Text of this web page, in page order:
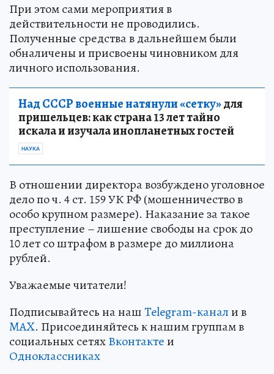
При этом сами мероприятия в
действительности не проводились.
Полученные средства в дальнейшем были
обналичены и присвоены чиновником для
личного использования.
Над СССР военные натянули «сетку»для
пришельцев: как страна 13 лет тайно
искала и изучала инопланетных гостей
НАУКА
В отношении директора возбуждено уголовное
дело по ч. 4 ст. 159 УК РФ (мошенничество в
особо крупном размере). Наказание за такое
преступление – лишение свободы на срок до
10 лет со штрафом в размере до миллиона
рублей.
Уважаемые читатели!
Подписывайтесь на нашTelegram-канали в
MAX. Присоединяйтесь к нашим группам в
социальных сетяхВконтактеи
Одноклассниках